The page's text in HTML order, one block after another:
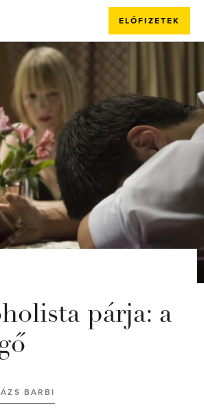
ELŐFIZETEK
párja: a
BARBI